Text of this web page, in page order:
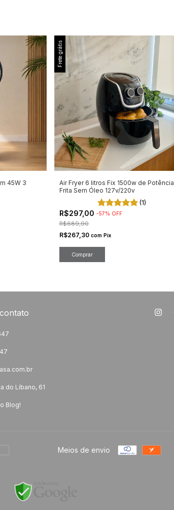
45W 3
Frete grátis
Air Fryer 6 litros Fix 1500w de Potência
Frita Sem Óleo 127v/220v
(1)
R$297,00 -57% OFF
R$689,90
R$267,30 com Pix
Comprar
do Líbano, 61
Blog!
Meios de envio